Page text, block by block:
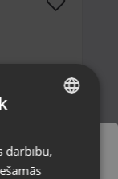
RUSSIAN
darbību,